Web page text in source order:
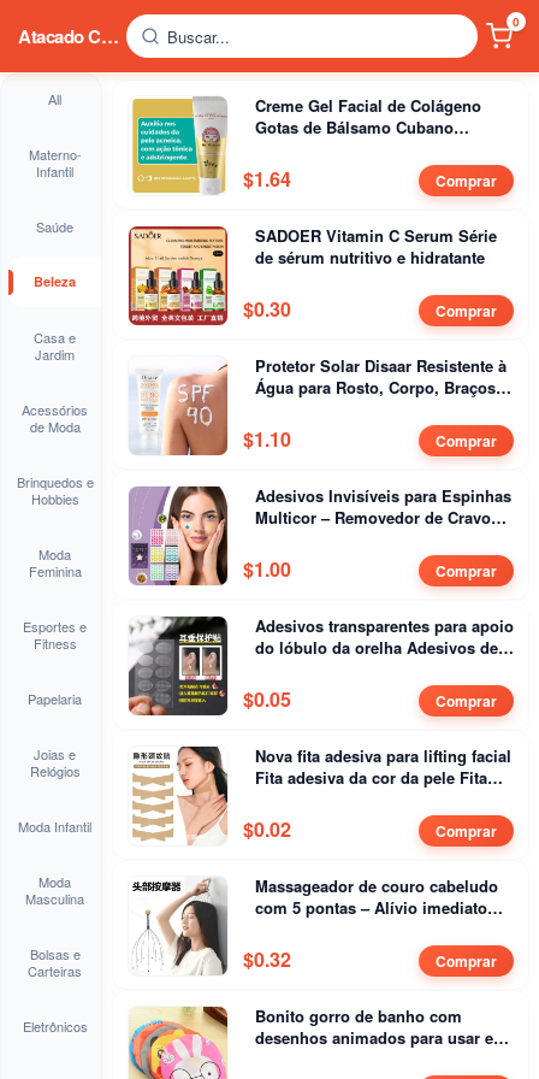
All
Materno-
Infantil
Saúde
Beleza
Casa e
Jardim
Acessórios
de Moda
Brinquedos e
Hobbies
Moda
Feminina
Esportes e
Fitness
Papelaria
Joias e
Relógios
Moda Infantil
Moda
Masculina
Bolsas e
Carteiras
Eletrônicos
Creme Gel Facial de Colágeno
Gotas de Bálsamo Cubano
$1.64 Comprar
SADOER Vitamin C Serum Série
de sérum nutritivo e hidratante
$0.30 Comprar
Protetor Solar Disaar Resistente à
Água para Rosto, Corpo, Braços e
$1.10 Comprar
Adesivos Invisíveis para Espinhas
Multicor – Removedor de Cravos,
com a Pele
$1.00 Comprar
Adesivos transparentes para apoio
do lóbulo da orelha Adesivos de
Piercing anti-puxão
$0.05 Comprar
Nova fita adesiva para lifting facial
Fita adesiva da cor da pele Fita
Fita adesiva invisível para fixação
no decote
$0.02 Comprar
Massageador de couro cabeludo
com 5 pontas – Alívio imediato
cabeça
$0.32 Comprar
Bonito gorro de banho com
desenhos animados para usar em
Atacado China Buscar...
0